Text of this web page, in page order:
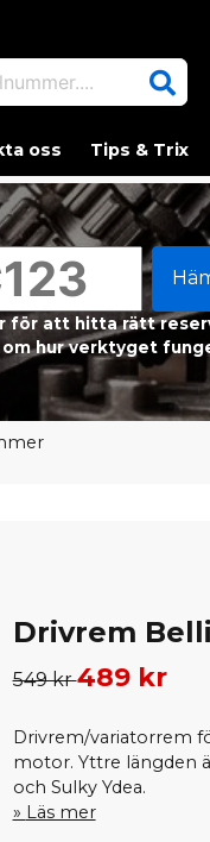
oss Tips & Trix
för att hitta rätt
hur verktyget
Drivrem
549 kr489 kr
Drivrem/variatorrem
motor. Yttre längden
och Sulky Ydea.
Läs mer